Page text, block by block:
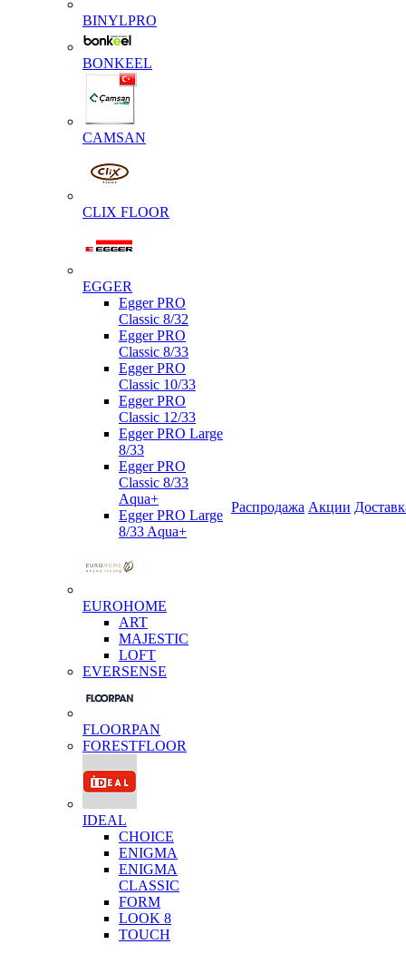
BINYLPRO
BONKEEL
CAMSAN
CLIX FLOOR
EGGER
Egger PRO
Classic 8/32
Egger PRO
Classic 8/33
Egger PRO
Classic 10/33
Egger PRO
Classic 12/33
Egger PRO Large
8/33
Egger PRO
Classic 8/33
Aqua+
Egger PRO Large
8/33 Aqua+
EUROHOME
ART
MAJESTIC
LOFT
EVERSENSE
FLOORPAN
FORESTFLOOR
IDEAL
CHOICE
ENIGMA
ENIGMA
CLASSIC
FORM
LOOK 8
TOUCH
Распродажа Акции